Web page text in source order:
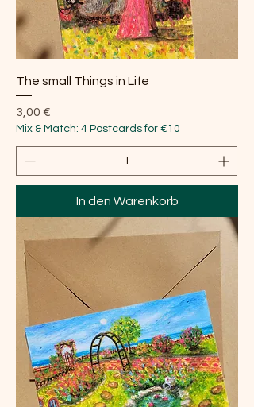
The small Things in Life
Preis
3,00 €
Mix & Match: 4 Postcards for €10
In den Warenkorb